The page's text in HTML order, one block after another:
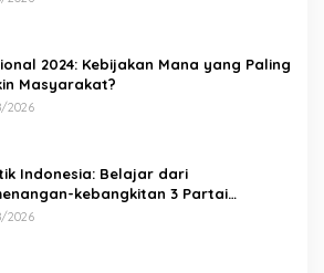
2024: Kebijakan Mana yang Paling
Masyarakat?
2026
Indonesia: Belajar dari
kebangkitan 3 Partai
2026